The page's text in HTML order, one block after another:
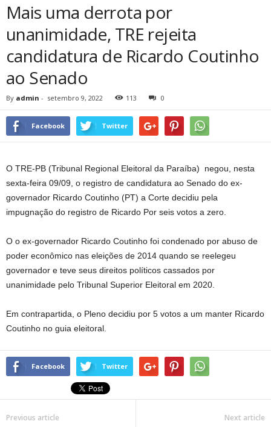
Mais uma derrota por
unanimidade, TRE rejeita
candidatura de Ricardo Coutinho
ao Senado
By admin - setembro 9, 2022 113 0
Facebook Twitter
O TRE-PB (Tribunal Regional Eleitoral da Paraíba) negou, nesta
sexta-feira 09/09, o registro de candidatura ao Senado do ex-
governador Ricardo Coutinho (PT) a Corte decidiu pela
impugnação do registro de Ricardo Por seis votos a zero.
O o ex-governador Ricardo Coutinho foi condenado por abuso de
poder econômico nas eleições de 2014 quando se reelegeu
governador e teve seus direitos políticos cassados por
unanimidade pelo Tribunal Superior Eleitoral em 2020.
Em contrapartida, o Pleno decidiu por 5 votos a um manter Ricardo
Coutinho no guia eleitoral.
Facebook Twitter
Previous article Next article